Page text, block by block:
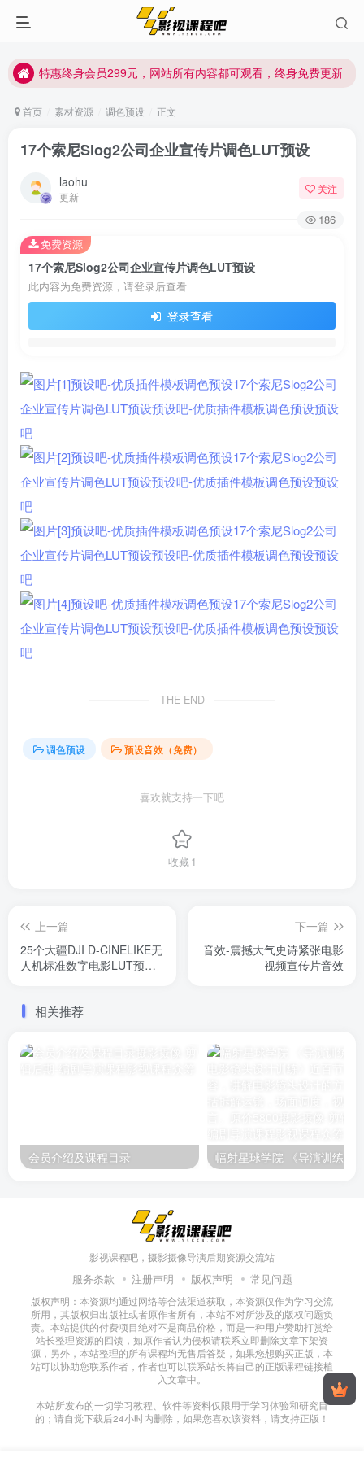
特惠终身会员299元，网站所有内容都可观看，终身免费更新
特惠终身会员299元，网站所有内容都可观看，终身免费更新
首页 素材资源 调色预设 正文
17个索尼Slog2公司企业宣传片调色LUT预设
laohu
更新
关注
186
17个索尼Slog2公司企业宣传片调色LUT预设
此内容为免费资源，请登录后查看
登录查看
免费资源
THE END
调色预设 预设音效（免费）
喜欢就支持一下吧
收藏1
上一篇
25个大疆DJI D-CINELIKE无
人机标准数字电影LUT预设
下一篇
音效-震撼大气史诗紧张电影
视频宣传片音效
相关推荐
会员介绍及课程目录
影视课程吧，摄影摄像导演后期资源交流站
服务条款 注册声明 版权声明 常见问题
版权声明：本资源均通过网络等合法渠道获取，本资源仅作为学习交流
所用，其版权归出版社或者原作者所有，本站不对所涉及的版权问题负
责。本站提供的付费项目绝对不是商品价格，而是一种用户赞助打赏给
站长整理资源的回馈，如原作者认为侵权请联系立即删除文章下架资
源，另外，本站整理的所有课程均无售后答疑，如果您想购买正版，本
站可以协助您联系作者，作者也可以联系站长将自己的正版课程链接植
入文章中。
本站所发布的一切学习教程、软件等资料仅限用于学习体验和研究目
的；请自觉下载后24小时内删除，如果您喜欢该资料，请支持正版！